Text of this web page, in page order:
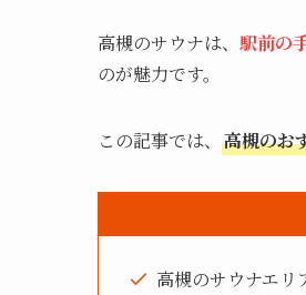
高槻のサウナは、 駅前の
のが魅力です。
この記事では、 高槻のお
高槻のサウナエリ